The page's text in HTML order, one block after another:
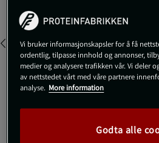
Vi bruker informasjonskapsler for å få
ordentlig, tilpasse innhold og annonser,
medier og analysere trafikken vår. Vi deler
av nettstedet vårt med våre partnere
analyse. More information
Godta alle